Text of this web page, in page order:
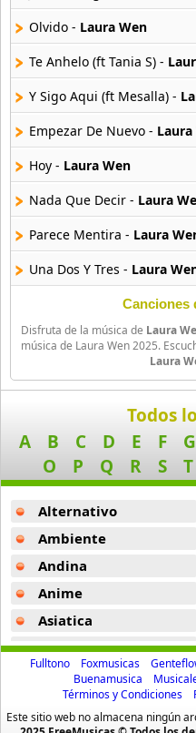
Laura Wen
10 músicas online
41 músicas online
Los Churumbeles De
11 músicas online
Los Rebujitos
13 músicas online
Ojos De Brujo
17 músicas online
Paco De Lucia
17 músicas online
Raimundo Amador
14 músicas online
Variados
15 músicas online
Olvido - Laura Wen
Te Anhelo (ft Tania S) -
Y Sigo Aqui (ft Mesalla) -
Empezar De Nuevo - Laura
Hoy - Laura Wen
Nada Que Decir - Laura
Parece Mentira - Laura
Una Dos Y Tres - Laura
Canciones
Disfruta de la música de Laura
música de Laura Wen 2025.
Laura
Todos
A
B C D E F G
O
P Q R S T
Alternativo
Ambiente
Andina
Anime
Asiatica
Atevip
Bachatas
Baladas
Baladas De Oro
Fulltono Foxmusicas
Buenamusica
Términos y Condiciones
Este sitio web no almacena ningún